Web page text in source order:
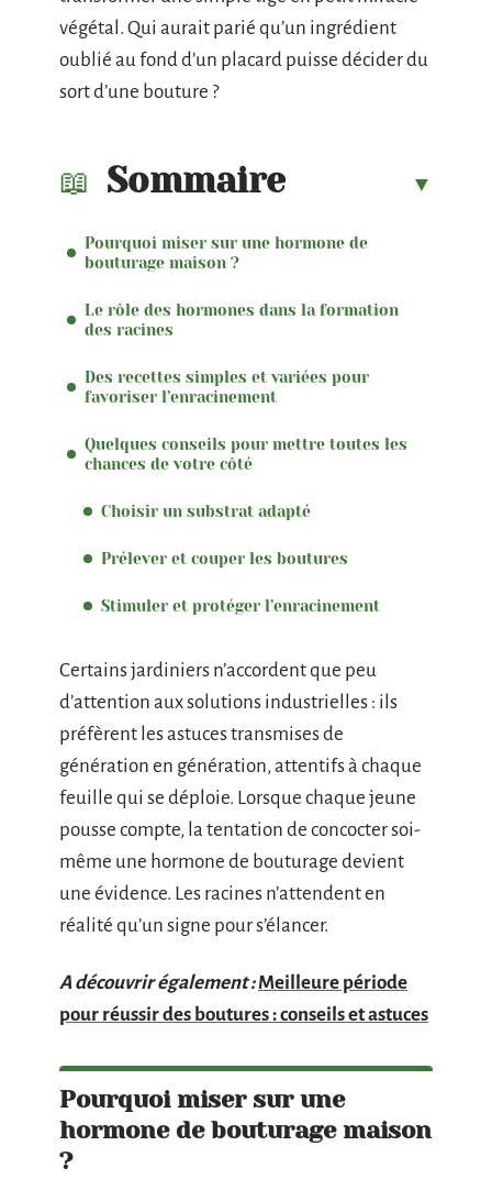
végétal. Qui aurait parié qu’un ingrédient
oublié au fond d’un placard puisse décider du
sort d’une bouture ?
Sommaire
Pourquoi miser sur une hormone de
bouturage maison ?
Le rôle des hormones dans la formation
des racines
Des recettes simples et variées pour
favoriser l’enracinement
Quelques conseils pour mettre toutes les
chances de votre côté
Choisir un substrat adapté
Prélever et couper les boutures
Stimuler et protéger l’enracinement
Certains jardiniers n’accordent que peu
d’attention aux solutions industrielles : ils
préfèrent les astuces transmises de
génération en génération, attentifs à chaque
feuille qui se déploie. Lorsque chaque jeune
pousse compte, la tentation de concocter soi-
même une hormone de bouturage devient
une évidence. Les racines n’attendent en
réalité qu’un signe pour s’élancer.
A découvrir également : Meilleure période
pour réussir des boutures : conseils et astuces
Pourquoi miser sur une
hormone de bouturage maison
?